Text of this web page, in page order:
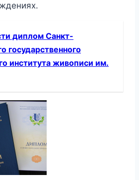
диплом Санкт-
государственного
института живописи им.